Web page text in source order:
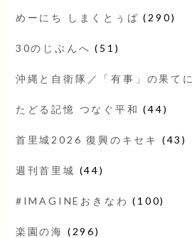
めーにち しまくとぅば (290)
30のじぶんへ (51)
沖縄と自衛隊／「有事」の果てに
たどる記憶 つなぐ平和 (44)
首里城2026 復興のキセキ (43)
週刊首里城 (44)
#IMAGINEおきなわ (100)
楽園の海 (296)